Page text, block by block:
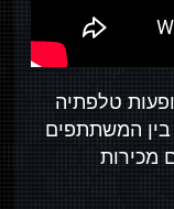
טלפתיה
המשתתפים
מכירות